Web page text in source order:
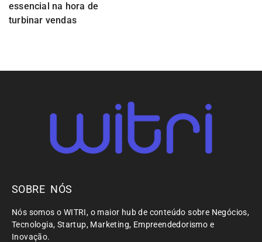
essencial na hora de
turbinar vendas
SOBRE NÓS
Nós somos o WITRI, o maior hub de conteúdo sobre Negócios,
Tecnologia, Startup, Marketing, Empreendedorismo e
Inovação.